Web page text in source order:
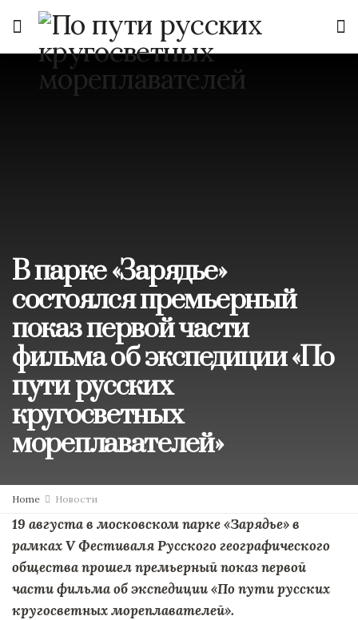
В парке «Зарядье»
состоялся премьерный
показ первой части
фильма об экспедиции «По
пути русских
кругосветных
мореплавателей»
Home Новости
19 августа в московском парке «Зарядье» в
рамках V Фестиваля Русского географического
общества прошел премьерный показ первой
части фильма об экспедиции «По пути русских
кругосветных мореплавателей».